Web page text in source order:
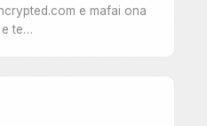
e mafai ona
e te…